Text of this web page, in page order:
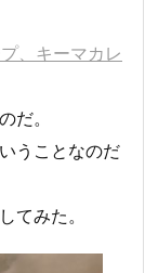
、キーマカレ
だ。
うことなのだ
てみた。